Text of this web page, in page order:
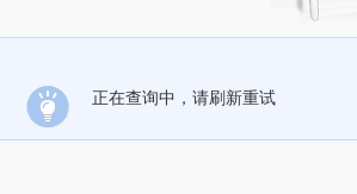
正在查询中，请刷新重试